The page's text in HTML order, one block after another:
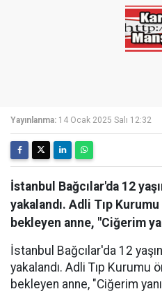
Yayınlanma: 14 Ocak 2025 Salı 12:32
İstanbul Bağcılar'da 12
yakalandı. Adli Tıp
bekleyen anne, "Ciğerim
İstanbul Bağcılar'da 12
yakalandı. Adli Tıp Kurumu
bekleyen anne, "Ciğerim